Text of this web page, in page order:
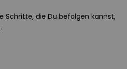
Schritte, die Du befolgen kannst,